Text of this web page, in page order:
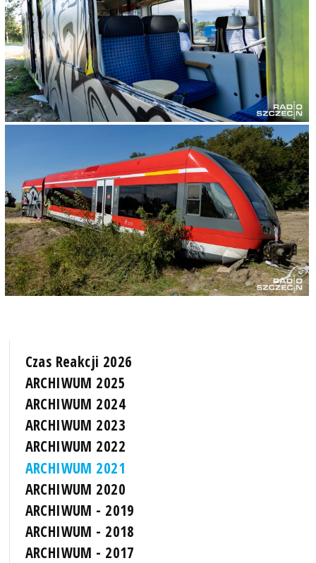
Czas Reakcji 2026
ARCHIWUM 2025
ARCHIWUM 2024
ARCHIWUM 2023
ARCHIWUM 2022
ARCHIWUM 2021
ARCHIWUM 2020
ARCHIWUM - 2019
ARCHIWUM - 2018
ARCHIWUM - 2017